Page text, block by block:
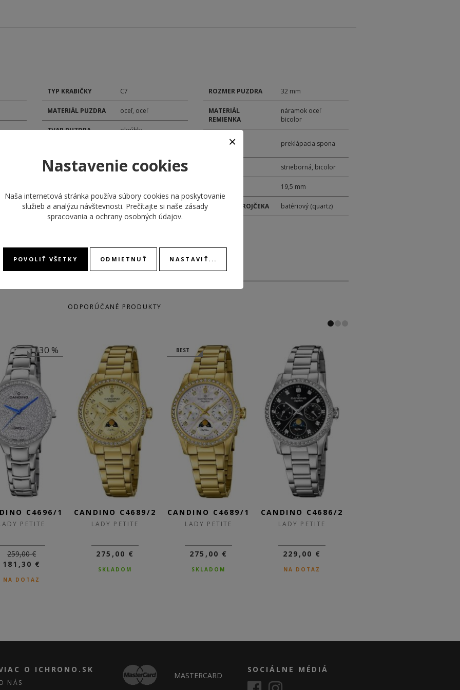
TYP KRABIČKY C7
MATERIÁL PUZDRA oceľ, oceľ
TVAR PUZDRA okrúhly
TYP ČÍSELNÍKA analóg
ROZMER PUZDRA 32 mm
MATERIÁL
REMIENKA
náramok oceľ
bicolor
ZAPÍNANIE
REMIENKA
preklápacia spona
strieborná, bicolor
19,5 mm
POHON STROJČEKA batériový (quartz)
ODPORÚČANÉ PRODUKTY
-30 %
C4696/1
PETITE
259,00 €
181,30 €
NA DOTAZ
CANDINO C4689/2
LADY PETITE
275,00 €
SKLADOM
BEST
CANDINO C4689/1
LADY PETITE
275,00 €
SKLADOM
CANDINO C4686/2
LADY PETITE
229,00 €
NA DOTAZ
O ICHRONO.SK
NÁS
MASTERCARD
SOCIÁLNE MÉDIÁ
Nastavenie cookies
Naša internetová stránka používa súbory cookies na poskytovanie
služieb a analýzu návštevnosti. Prečítajte si naše zásady
spracovania a ochrany osobných údajov.
POVOLIŤ VŠETKY ODMIETNUŤ NASTAVIŤ...